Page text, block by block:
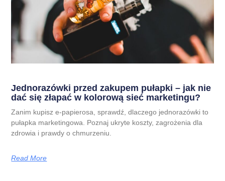
Jednorazówki przed zakupem pułapki – jak nie
dać się złapać w kolorową sieć marketingu?
Zanim kupisz e-papierosa, sprawdź, dlaczego jednorazówki to
pułapka marketingowa. Poznaj ukryte koszty, zagrożenia dla
zdrowia i prawdy o chmurzeniu.
Read More